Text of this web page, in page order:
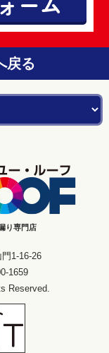
戻る
り専門店
1-16-26
1659
Reserved.